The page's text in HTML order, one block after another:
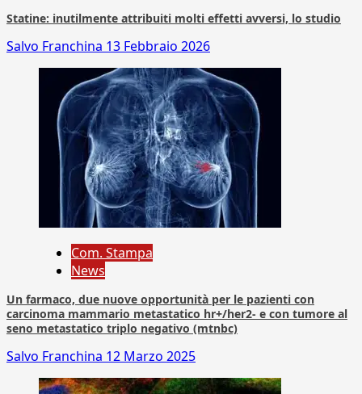
Statine: inutilmente attribuiti molti effetti avversi, lo studio
Salvo Franchina 13 Febbraio 2026
Com. Stampa
News
Un farmaco, due nuove opportunità per le pazienti con
carcinoma mammario metastatico hr+/her2- e con tumore al
seno metastatico triplo negativo (mtnbc)
Salvo Franchina 12 Marzo 2025